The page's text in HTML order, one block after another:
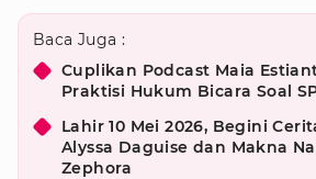
Baca Juga :
Cuplikan Podcast Maia
Praktisi Hukum Bicara Soal
Lahir 10 Mei 2026, Begini
Alyssa Daguise dan Makna
Zephora